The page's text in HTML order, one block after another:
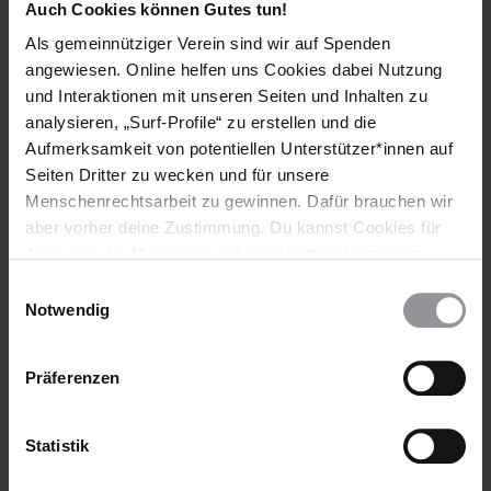
Auch Cookies können Gutes tun!
Als gemeinnütziger Verein sind wir auf Spenden
angewiesen. Online helfen uns Cookies dabei Nutzung
und Interaktionen mit unseren Seiten und Inhalten zu
analysieren, „Surf-Profile“ zu erstellen und die
Aufmerksamkeit von potentiellen Unterstützer*innen auf
Seiten Dritter zu wecken und für unsere
Menschenrechtsarbeit zu gewinnen. Dafür brauchen wir
aber vorher deine Zustimmung. Du kannst Cookies für
wieder ändern. Diesen Banner kannst Du über den Link
Notwendig
Präferenzen
Statistik
Paulino Wanawilla Unango
Ministry of Justice
Airport Road, Juba, SÜDSUDAN
(Anrede: Your Excellency / Exzellenz)
KOPIEN AN
MINISTER FÜR NATIONALE SICHERHEIT IM BÜRO DES
PRÄSIDENTEN
Obote Mamur Mete
Ministry of National Security Service
BOTSCHAFT
Leipziger Platz 8
E-Mail:info@embassy-southsudan.de